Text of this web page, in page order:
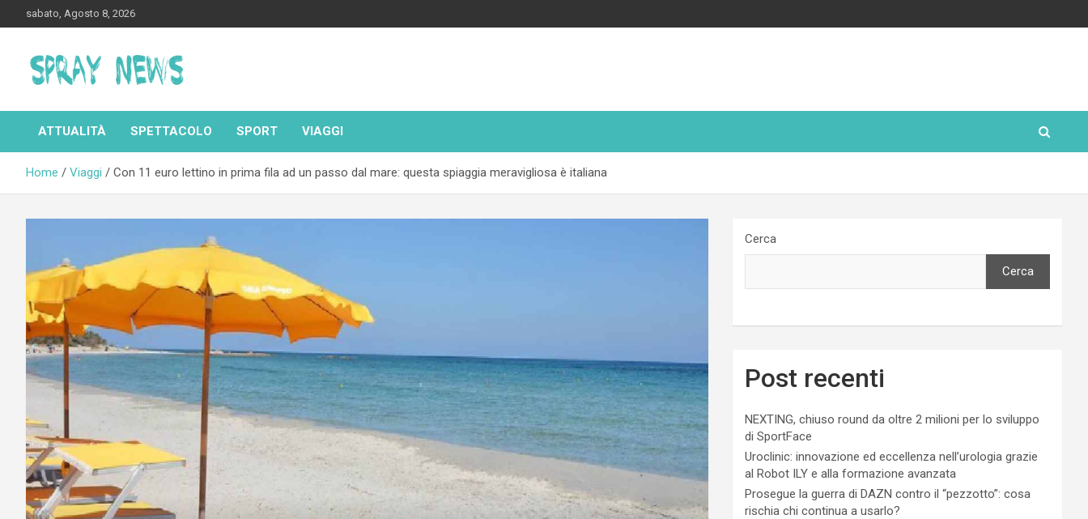
to
sabato, Agosto 8, 2026
Spraynews.it
ATTUALITÀ SPETTACOLO SPORT VIAGGI
Home Viaggi Con 11 euro lettino in prima fila ad un passo dal mare: questa spiaggia meravigliosa è italiana
Cerca
Cerca
Post recenti
NEXTING, chiuso round da oltre 2 milioni per lo sviluppo
di SportFace
Uroclinic: innovazione ed eccellenza nell’urologia grazie
al Robot ILY e alla formazione avanzata
Prosegue la guerra di DAZN contro il “pezzotto”: cosa
rischia chi continua a usarlo?